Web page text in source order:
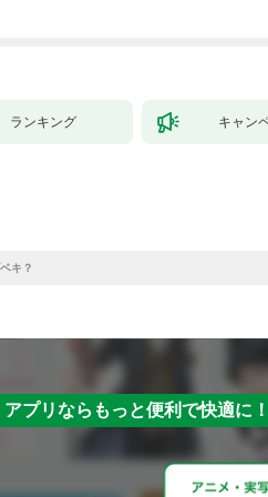
ランキング キャン
キ？
アプリならもっと便利で快適に！